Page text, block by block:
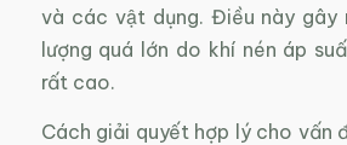
và các vật dụng. Điều này gây
lượng quá lớn do khí nén áp
rất cao.
Cách giải quyết hợp lý cho vấn